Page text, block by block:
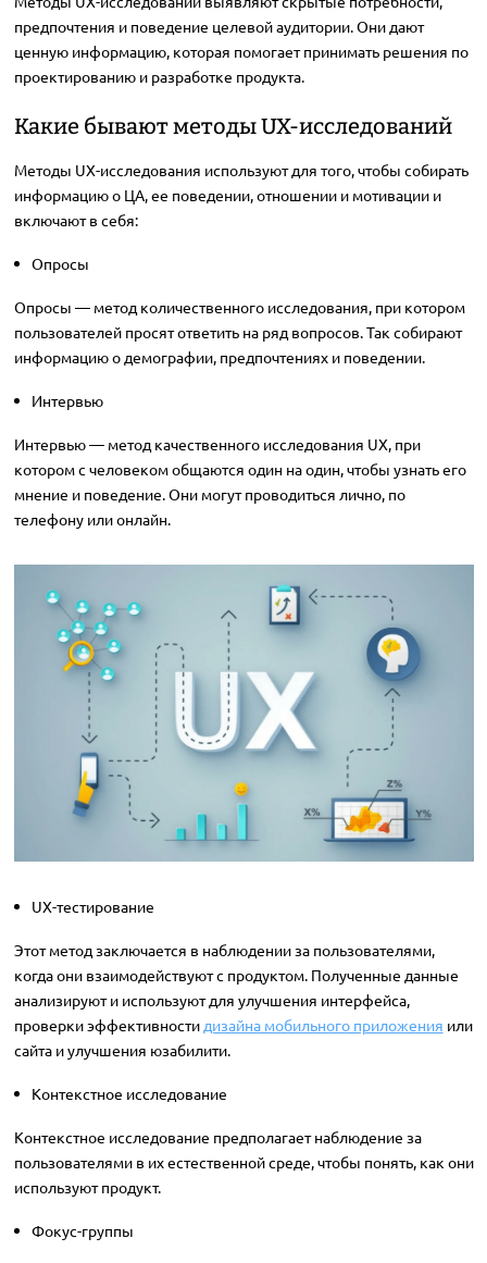
предпочтения и поведение целевой аудитории. Они дают
ценную информацию, которая помогает принимать решения по
проектированию и разработке продукта.
Какие бывают методы UX-исследований
Методы UX-исследования используют для того, чтобы собирать
информацию о ЦА, ее поведении, отношении и мотивации и
включают в себя:
Опросы
Опросы — метод количественного исследования, при котором
пользователей просят ответить на ряд вопросов. Так собирают
информацию о демографии, предпочтениях и поведении.
Интервью
Интервью — метод качественного исследования UX, при
котором с человеком общаются один на один, чтобы узнать его
мнение и поведение. Они могут проводиться лично, по
телефону или онлайн.
UX-тестирование
Этот метод заключается в наблюдении за пользователями,
когда они взаимодействуют с продуктом. Полученные данные
анализируют и используют для улучшения интерфейса,
проверки эффективности дизайна мобильного приложения или
сайта и улучшения юзабилити.
Контекстное исследование
Контекстное исследование предполагает наблюдение за
пользователями в их естественной среде, чтобы понять, как они
используют продукт.
Фокус-группы